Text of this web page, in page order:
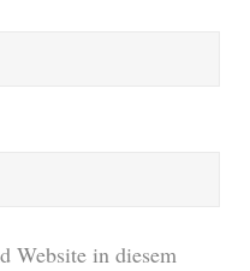
Website in diesem